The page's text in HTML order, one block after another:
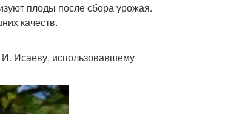
плоды после сбора урожая.
качеств.
И. Исаеву, использовавшему